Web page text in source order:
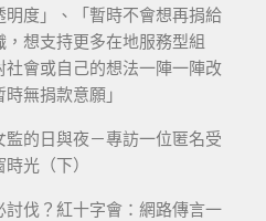
明度」、「暫時不會想再捐給
，想支持更多在地服務型組
社會或自己的想法一陣一陣改
無捐款意願」
監的日與夜－專訪一位匿名受
光（下）
討伐？紅十字會：網路傳言一